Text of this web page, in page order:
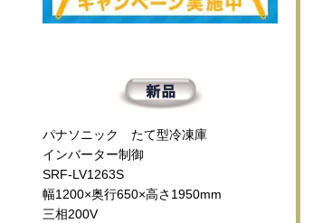
パナソニック たて型冷凍庫
インバーター制御
SRF-LV1263S
幅1200×奥行650×高さ1950mm
三相200V